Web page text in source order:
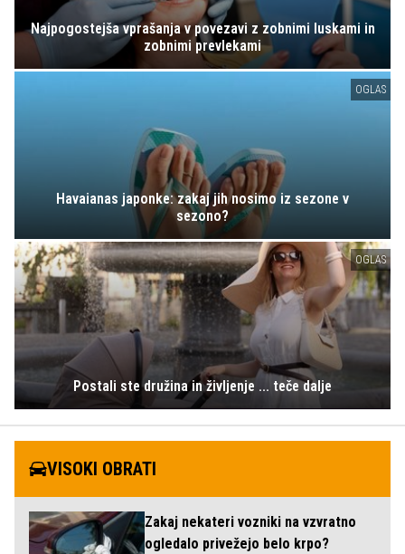
Najpogostejša vprašanja v povezavi z zobnimi luskami in
zobnimi prevlekami
OGLAS
Havaianas japonke: zakaj jih nosimo iz sezone v
sezono?
OGLAS
Postali ste družina in življenje ... teče dalje
VISOKI OBRATI
Zakaj nekateri vozniki na vzvratno
ogledalo privežejo belo krpo?